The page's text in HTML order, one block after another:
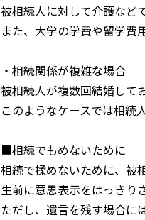
被相続人に対して介護など
また、大学の学費や留学費
・相続関係が複雑な場合
被相続人が複数回結婚して
このようなケースでは相続
■相続でもめないために
相続で揉めないために、被
生前に意思表示をはっきり
ただし、遺言を残す場合に